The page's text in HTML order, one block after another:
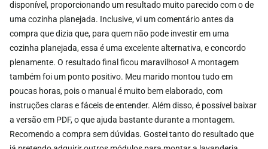
disponível, proporcionando um resultado muito parecido com o de
uma cozinha planejada. Inclusive, vi um comentário antes da
compra que dizia que, para quem não pode investir em uma
cozinha planejada, essa é uma excelente alternativa, e concordo
plenamente. O resultado final ficou maravilhoso! A montagem
também foi um ponto positivo. Meu marido montou tudo em
poucas horas, pois o manual é muito bem elaborado, com
instruções claras e fáceis de entender. Além disso, é possível baixar
a versão em PDF, o que ajuda bastante durante a montagem.
Recomendo a compra sem dúvidas. Gostei tanto do resultado que